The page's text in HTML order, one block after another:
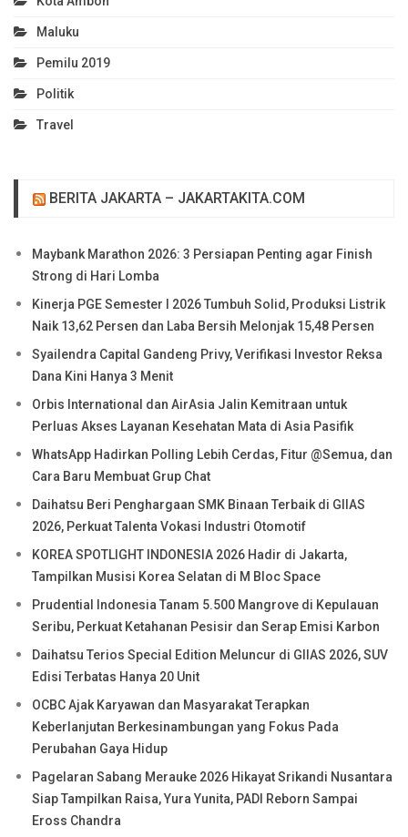
Maluku
Pemilu 2019
Politik
Travel
BERITA JAKARTA – JAKARTAKITA.COM
Maybank Marathon 2026: 3 Persiapan Penting agar Finish
Strong di Hari Lomba
Kinerja PGE Semester I 2026 Tumbuh Solid, Produksi Listrik
Naik 13,62 Persen dan Laba Bersih Melonjak 15,48 Persen
Syailendra Capital Gandeng Privy, Verifikasi Investor Reksa
Dana Kini Hanya 3 Menit
Orbis International dan AirAsia Jalin Kemitraan untuk
Perluas Akses Layanan Kesehatan Mata di Asia Pasifik
WhatsApp Hadirkan Polling Lebih Cerdas, Fitur @Semua, dan
Cara Baru Membuat Grup Chat
Daihatsu Beri Penghargaan SMK Binaan Terbaik di GIIAS
2026, Perkuat Talenta Vokasi Industri Otomotif
KOREA SPOTLIGHT INDONESIA 2026 Hadir di Jakarta,
Tampilkan Musisi Korea Selatan di M Bloc Space
Prudential Indonesia Tanam 5.500 Mangrove di Kepulauan
Seribu, Perkuat Ketahanan Pesisir dan Serap Emisi Karbon
Daihatsu Terios Special Edition Meluncur di GIIAS 2026, SUV
Edisi Terbatas Hanya 20 Unit
OCBC Ajak Karyawan dan Masyarakat Terapkan
Keberlanjutan Berkesinambungan yang Fokus Pada
Perubahan Gaya Hidup
Pagelaran Sabang Merauke 2026 Hikayat Srikandi Nusantara
Siap Tampilkan Raisa, Yura Yunita, PADI Reborn Sampai
Eross Chandra